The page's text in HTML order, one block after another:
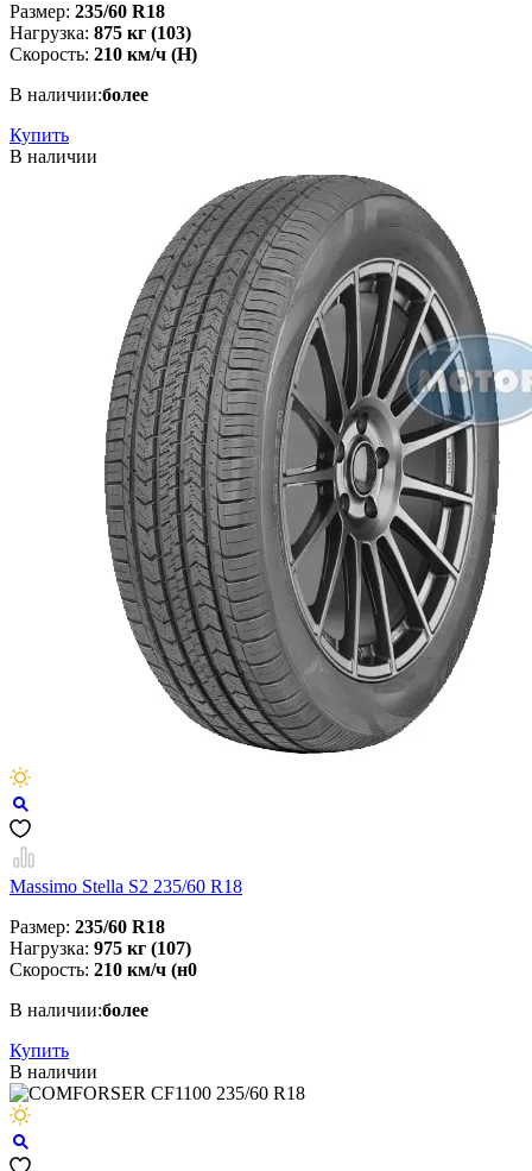
Размер: 235/60 R18
Нагрузка: 875 кг (103)
Скорость: 210 км/ч (H)
В наличии:более
Купить
В наличии
Massimo Stella S2 235/60 R18
Размер: 235/60 R18
Нагрузка: 975 кг (107)
Скорость: 210 км/ч (н0
В наличии:более
Купить
В наличии